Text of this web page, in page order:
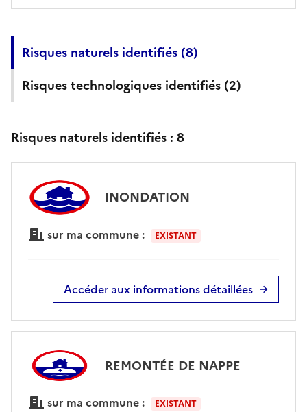
Risques naturels identifiés (8)
Risques technologiques identifiés (2)
Risques naturels identifiés : 8
INONDATION
sur ma commune : EXISTANT
Accéder aux informations détaillées
REMONTÉE DE NAPPE
sur ma commune : EXISTANT